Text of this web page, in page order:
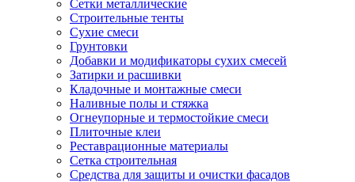
Сетки металлические
Строительные тенты
Сухие смеси
Грунтовки
Добавки и модификаторы сухих смесей
Затирки и расшивки
Кладочные и монтажные смеси
Наливные полы и стяжка
Огнеупорные и термостойкие смеси
Плиточные клеи
Реставрационные материалы
Сетка строительная
Средства для защиты и очистки фасадов